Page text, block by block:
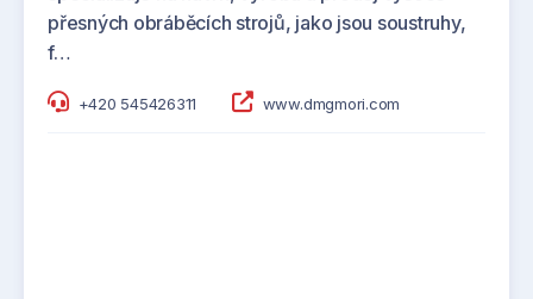
přesných obráběcích strojů, jako jsou soustruhy,
f…
+420 545426311 www.dmgmori.com